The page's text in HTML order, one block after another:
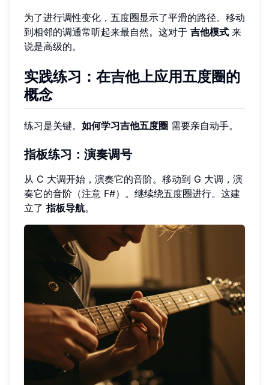
为了进行调性变化，五度圈显示了平滑的路径。移动
到相邻的调通常听起来最自然。这对于 吉他模式 来
说是高级的。
实践练习：在吉他上应用五度圈的
概念
练习是关键。 如何学习吉他五度圈 需要亲自动手。
指板练习：演奏调号
从 C 大调开始，演奏它的音阶。移动到 G 大调，演
奏它的音阶（注意 F#）。继续绕五度圈进行。这建
立了指板导航。